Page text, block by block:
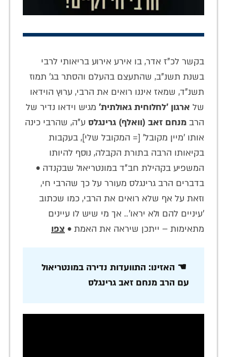
בקשר לכ"ז אדר, בו אירע אירוע בריאותי לרבי
בשנת תשנ"ב, שהתעצם בהעלם והסתר בג' תמוז
תשנ"ד, שמאז איננו רואים את הרבי, ערוץ הוידאו
של ארגון 'לחלוחית גאולתית' מגיש וידאו נדיר של
הרב מנחם זאב (וואלף) גרינגלס ע"ה, שהרבי כינה
אותו 'מיין מקובל' [= המקובל שלי], בעקבות
בקיאותו הרבה בתורת הקבלה, נוסף להיותו
המשפיע בקהילת חב"ד במונטריאול שבקנדה •
בדברים הרב גרינגלס מעורר על כך שהרבי חי,
וזאת על אף שלא רואים את הרבי, כמו שכתוב
'עיניים להם ולא יראו'.. אך מי שיש לו עיינים
מתאימות – ייתכן שיראה את האמת • צפו
☚ האזינו: התוועדות נדירה במונטריאול
עם הרב מנחם זאב גרינגלס